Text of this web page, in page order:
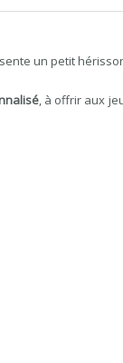
un petit
, à offrir aux